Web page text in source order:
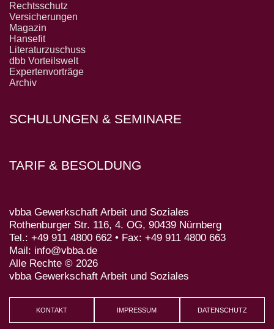
Rechtsschutz
Versicherungen
Magazin
Hansefit
Literaturzuschuss
dbb Vorteilswelt
Expertenvorträge
Archiv
SCHULUNGEN & SEMINARE
TARIF & BESOLDUNG
vbba Gewerkschaft Arbeit und Soziales
Rothenburger Str. 116, 4. OG, 90439 Nürnberg
Tel.: +49 911 4800 662 • Fax: +49 911 4800 663
Mail: info@vbba.de
Alle Rechte © 2026
vbba Gewerkschaft Arbeit und Soziales
KONTAKT IMPRESSUM DATENSCHUTZ